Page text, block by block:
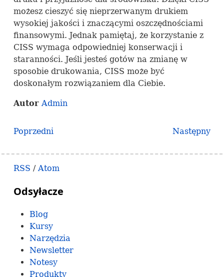
możesz cieszyć się nieprzerwanym drukiem
wysokiej jakości i znaczącymi oszczędnościami
finansowymi. Jednak pamiętaj, że korzystanie z
CISS wymaga odpowiedniej konserwacji i
staranności. Jeśli jesteś gotów na zmianę w
sposobie drukowania, CISS może być
doskonałym rozwiązaniem dla Ciebie.
AutorAdmin
Poprzedni Następny
RSS /Atom
Odsyłacze
Blog
Kursy
Narzędzia
Newsletter
Notesy
Produkty